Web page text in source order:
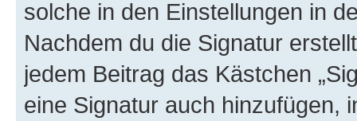
solche in den Einstellungen in
Nachdem du die Signatur
jedem Beitrag das Kästchen
eine Signatur auch hinzufügen,